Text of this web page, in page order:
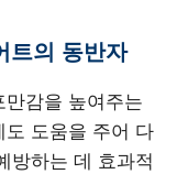
트의 동반자
감을 높여주는
도 도움을 주어 다
방하는 데 효과적